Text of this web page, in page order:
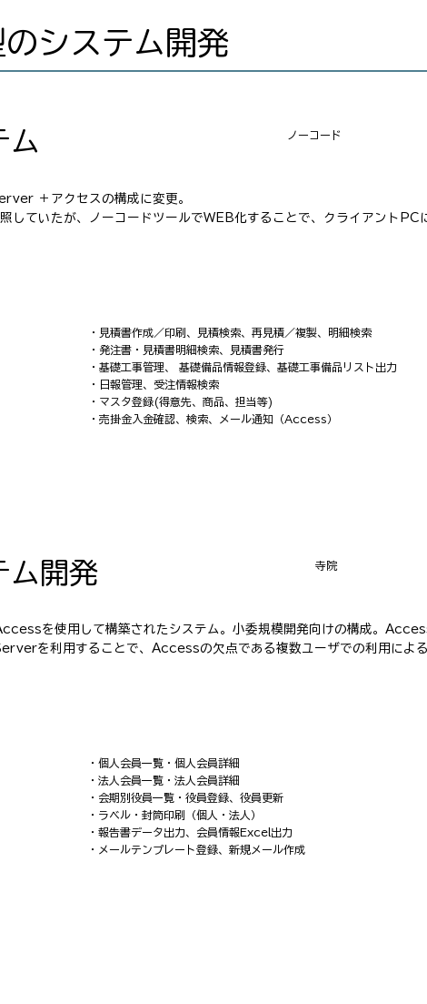
システム開発
ム ノーコード
＋アクセスの構成に変更。
していたが、ノーコードツールでWEB化することで、クライアントPC
・見積書作成／印刷、見積検索、再見積／複製、明細検索
・発注書・見積書明細検索、見積書発行
・基礎工事管理、 基礎備品情報登録、基礎工事備品リスト出力
・日報管理、受注情報検索
・マスタ登録(得意先、商品、担当等)
・売掛金入金確認、検索、メール通知（Access）
ム開発 寺院
を使用して構築されたシステム。小委規模開発向けの構成。
を利用することで、Accessの欠点である複数ユーザでの利用によ
・個人会員一覧・個人会員詳細
・法人会員一覧・法人会員詳細
・会期別役員一覧・役員登録、役員更新
・ラベル・封筒印刷（個人・法人）
・報告書データ出力、会員情報Excel出力
・メールテンプレート登録、新規メール作成